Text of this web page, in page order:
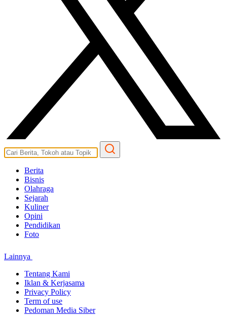
Berita
Bisnis
Olahraga
Sejarah
Kuliner
Opini
Pendidikan
Foto
Lainnya
Tentang Kami
Iklan & Kerjasama
Privacy Policy
Term of use
Pedoman Media Siber